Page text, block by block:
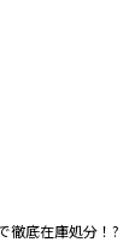
徹底在庫処分！?